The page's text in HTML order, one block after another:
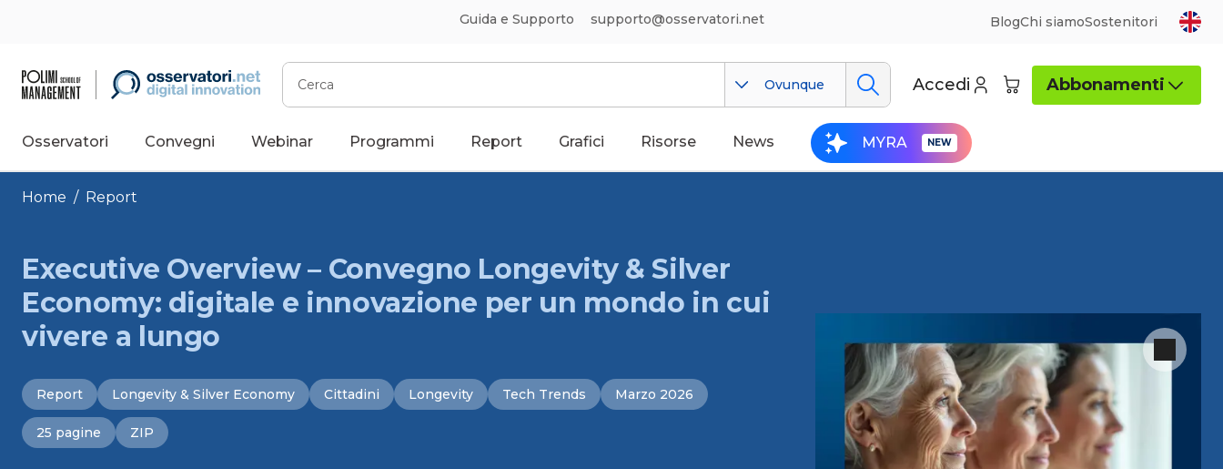
Guida e Supporto supporto@osservatori.net BlogChi siamoSostenitori
Cerca
Ovunque Accedi Abbonamenti
Osservatori Convegni Webinar Programmi Report Grafici Risorse News MYRA
Home / Report
Executive Overview – Convegno Longevity & Silver
Economy: digitale e innovazione per un mondo in cui
vivere a lungo
Report Longevity & Silver Economy Cittadini Longevity Tech Trends Marzo 2026
25 pagine ZIP